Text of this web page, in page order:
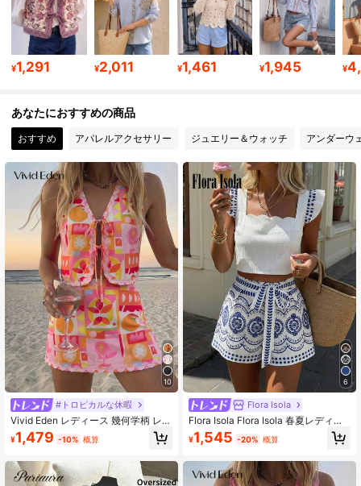
4.86 306K フォロワー
306K フォロワー
4.86 306K フォロワー
4.86 306K フォロワー
4.86 306K フォロワー
4.86 306K フォロワー
¥1,291 ¥2,011 ¥1,461 ¥1,945 ¥
あなたにおすすめの商品
おすすめ アパレルアクセサリー ジュエリー＆ウォッチ アンダーウ
10
#トロピカルな休暇
Vivid Eden レディース 幾何学柄 レー
スアップ タンクトップ＆スコート セ
ット、ビーチバケーション ロマンチ
¥1,479 -10% 概算
6
Flora Isola
Flora Isola Flora Isola 春夏レディー
ストップス フリルネック、プリント
Aラインショーツセット ネクタイ付
ッショナブルなリゾートセット
¥1,545 -20% 概算